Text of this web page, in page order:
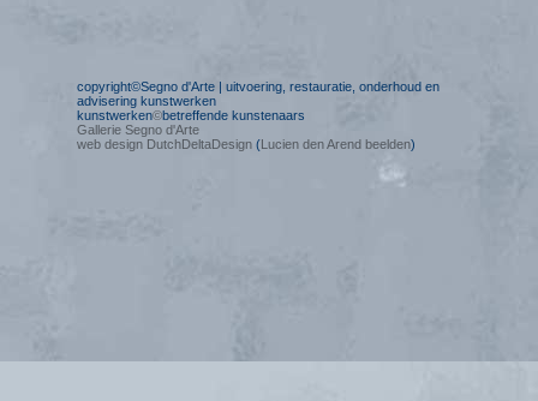
copyright©Segno d'Arte | uitvoering, restauratie, onderhoud en
advisering kunstwerken
kunstwerken©betreffende kunstenaars
Gallerie Segno d'Arte
web design DutchDeltaDesign (Lucien den Arend beelden)